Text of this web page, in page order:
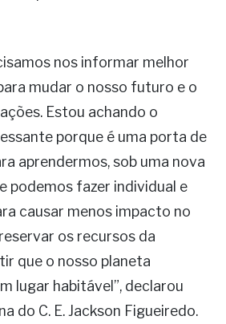
nos informar melhor
mudar o nosso futuro e o
Estou achando o
porque é uma porta de
aprendermos, sob uma nova
podemos fazer individual e
causar menos impacto no
os recursos da
que o nosso planeta
lugar habitável”, declarou
do C. E. Jackson Figueiredo.